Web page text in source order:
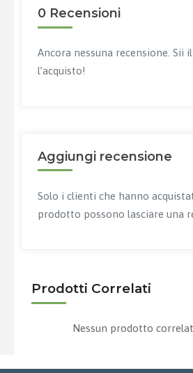
0 Recensioni
Ancora nessuna recensione. Sii
l’acquisto!
Aggiungi recensione
Solo i clienti che hanno
prodotto possono lasciare una
Prodotti Correlati
Nessun prodotto